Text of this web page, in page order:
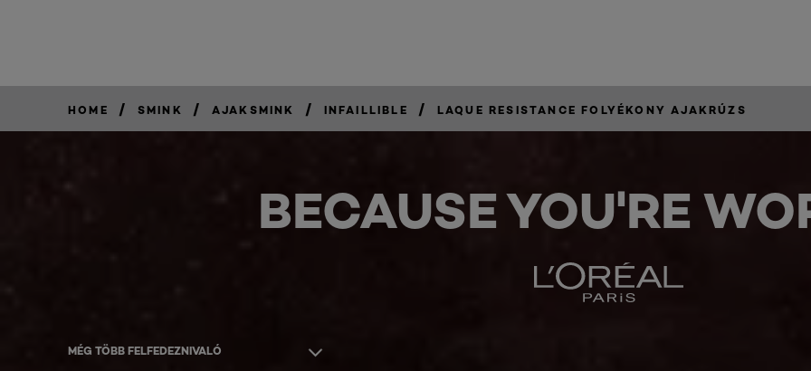
HOME / SMINK / AJAKSMINK / INFAILLIBLE / LAQUE RESISTANCE FOLYÉKONY AJAKRÚZS
BECAUSE YOU'RE
MÉG TÖBB FELFEDEZNIVALÓ